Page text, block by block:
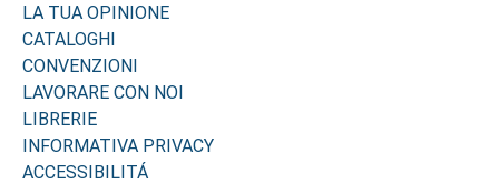
LA TUA OPINIONE
CATALOGHI
CONVENZIONI
LAVORARE CON NOI
LIBRERIE
INFORMATIVA PRIVACY
ACCESSIBILITÁ